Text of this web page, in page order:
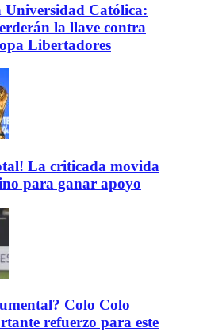
Universidad Católica:
la llave contra
Libertadores
La criticada movida
para ganar apoyo
Colo Colo
refuerzo para este